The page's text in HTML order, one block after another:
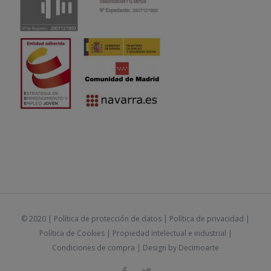
© 2020 | Política de protección de datos | Política de privacidad |
Política de Cookies| Propiedad intelectual e industrial |
Condiciones de compra | Design by Decimoarte